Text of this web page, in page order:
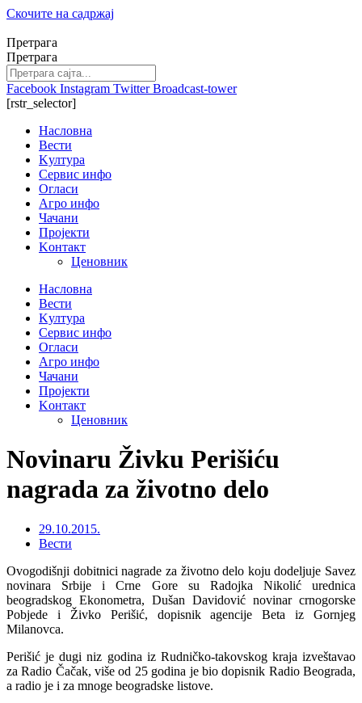
Скочите на садржај
Претрага
Претрага
Facebook Instagram Twitter Broadcast-tower
[rstr_selector]
Насловна
Вести
Kултура
Сервис инфо
Огласи
Агро инфо
Чачани
Пројекти
Kонтакт
Ценовник
Насловна
Вести
Kултура
Сервис инфо
Огласи
Агро инфо
Чачани
Пројекти
Kонтакт
Ценовник
Novinaru Živku Perišiću
nagrada za životno delo
29.10.2015.
Вести
Ovogodišnji dobitnici nagrade za životno delo koju dodeljuje Savez
novinara Srbije i Crne Gore su Radojka Nikolić urednica
beogradskog Ekonometra, Dušan Davidović novinar crnogorske
Pobjede i Živko Perišić, dopisnik agencije Beta iz Gornjeg
Milanovca.
Perišić je dugi niz godina iz Rudničko-takovskog kraja izveštavao
za Radio Čačak, više od 25 godina je bio dopisnik Radio Beograda,
a radio je i za mnoge beogradske listove.